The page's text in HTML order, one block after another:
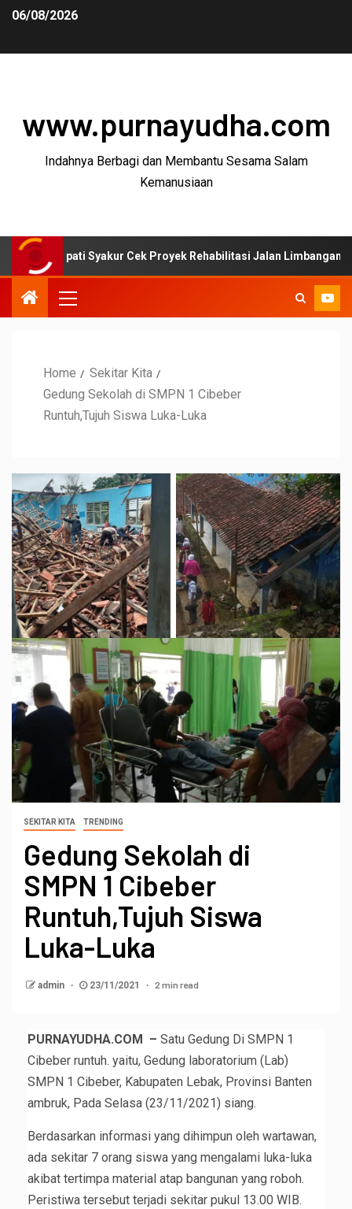
06/08/2026
www.purnayudha.com
Indahnya Berbagi dan Membantu Sesama Salam
Kemanusiaan
Syakur Cek Proyek Rehabilitasi Jalan Limbangan–Selaawi
Home
Sekitar Kita
Gedung Sekolah di SMPN 1 Cibeber
Runtuh,Tujuh Siswa Luka-Luka
SEKITAR KITA TRENDING
Gedung Sekolah di
SMPN 1 Cibeber
Runtuh,Tujuh Siswa
Luka-Luka
admin 23/11/2021 2 min read
PURNAYUDHA.COM – Satu Gedung Di SMPN 1
Cibeber runtuh. yaitu, Gedung laboratorium (Lab)
SMPN 1 Cibeber, Kabupaten Lebak, Provinsi Banten
ambruk, Pada Selasa (23/11/2021) siang.
Berdasarkan informasi yang dihimpun oleh wartawan,
ada sekitar 7 orang siswa yang mengalami luka-luka
akibat tertimpa material atap bangunan yang roboh.
Peristiwa tersebut terjadi sekitar pukul 13.00 WIB.